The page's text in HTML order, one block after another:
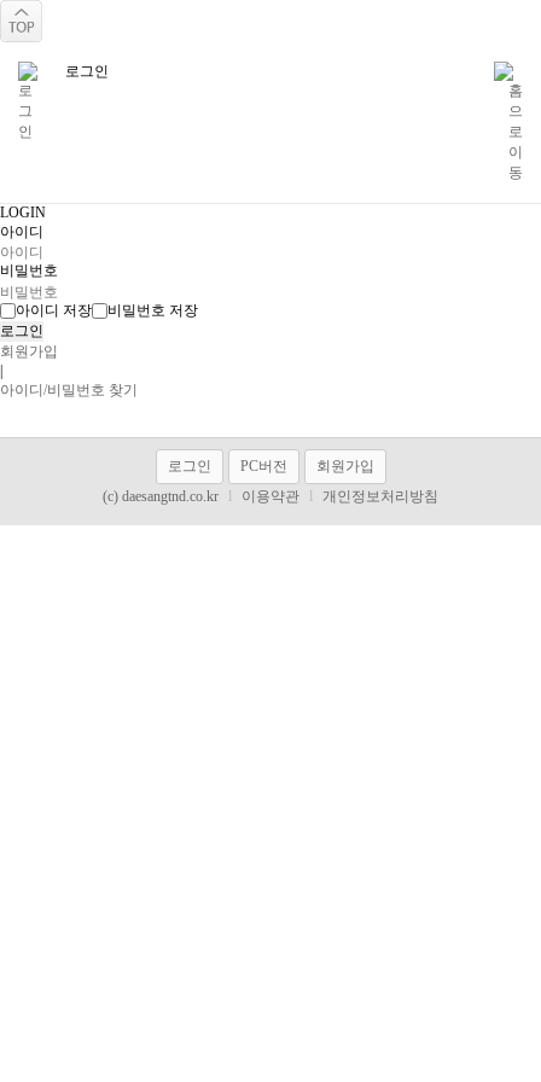
로그인
LOGIN
아이디
비밀번호
아이디 저장 비밀번호 저장
회원가입
|
아이디/비밀번호 찾기
로그인 PC버전
회원가입
(c) daesangtnd.co.kr
l 이용약관 l 개인정보처리방침